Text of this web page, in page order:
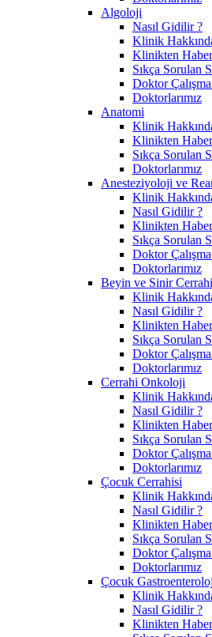
Algoloji
Nasıl Gidilir ?
Klinik
Klinikten
Sıkça Sorulan
Doktor Çalışma
Doktorlarımız
Anatomi
Klinik
Klinikten
Sıkça Sorulan
Doktorlarımız
Anesteziyoloji ve
Klinik
Nasıl Gidilir ?
Klinikten
Sıkça Sorulan
Doktor Çalışma
Doktorlarımız
Beyin ve Sinir
Klinik
Nasıl Gidilir ?
Klinikten
Sıkça Sorulan
Doktor Çalışma
Doktorlarımız
Cerrahi Onkoloji
Klinik
Nasıl Gidilir ?
Klinikten
Sıkça Sorulan
Doktor Çalışma
Doktorlarımız
Çocuk Cerrahisi
Klinik
Nasıl Gidilir ?
Klinikten
Sıkça Sorulan
Doktor Çalışma
Doktorlarımız
Çocuk
Klinik
Nasıl Gidilir ?
Klinikten